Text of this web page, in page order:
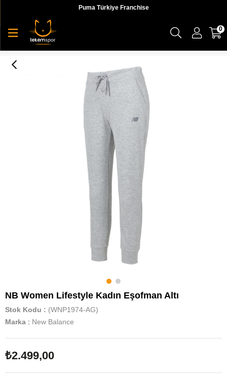
Puma Türkiye Franchise
0
NB Women Lifestyle Kadın Eşofman Altı
Stok Kodu
(WNP1974-AG)
Marka : New Balance
₺2.499,00